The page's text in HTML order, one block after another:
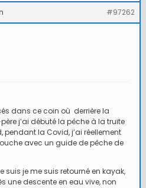
#97262
dans ce coin où derrière la
j’ai débuté la pêche à la truite
pendant la Covid, j’ai réellement
avec un guide de pêche de
suis je me suis retourné en kayak,
une descente en eau vive, non